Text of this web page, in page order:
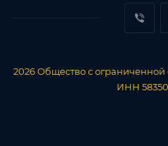
2026 Общество с ограниченной
ИНН